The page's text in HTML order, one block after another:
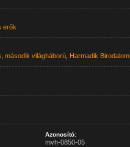
erők
második világháború, Harmadik Birodalom
Azonosító:
mvh-0850-05